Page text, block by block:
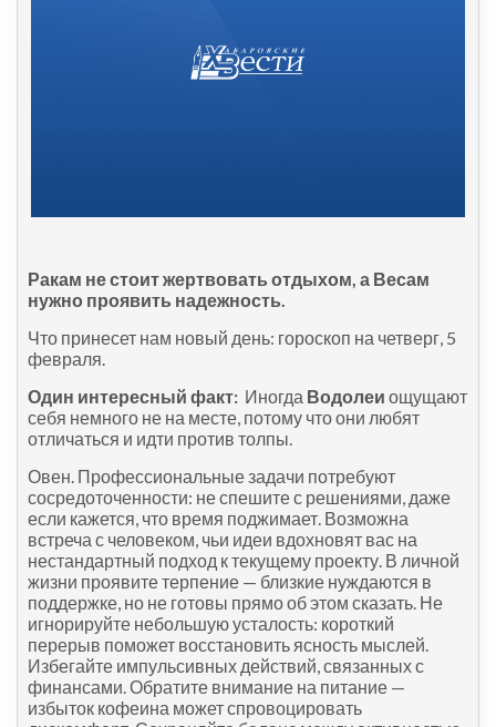
Ракам не стоит жертвовать отдыхом, а Весам
нужно проявить надежность.
Что принесет нам новый день: гороскоп на четверг, 5
февраля.
Один интересный факт: Иногда Водолеи ощущают
себя немного не на месте, потому что они любят
отличаться и идти против толпы.
Овен. Профессиональные задачи потребуют
сосредоточенности: не спешите с решениями, даже
если кажется, что время поджимает. Возможна
встреча с человеком, чьи идеи вдохновят вас на
нестандартный подход к текущему проекту. В личной
жизни проявите терпение — близкие нуждаются в
поддержке, но не готовы прямо об этом сказать. Не
игнорируйте небольшую усталость: короткий
перерыв поможет восстановить ясность мыслей.
Избегайте импульсивных действий, связанных с
финансами. Обратите внимание на питание —
избыток кофеина может спровоцировать